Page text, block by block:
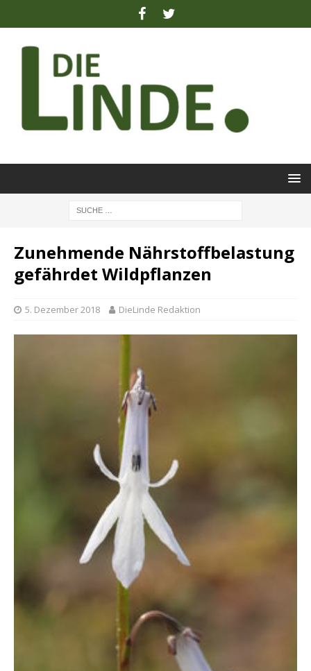
Zunehmende Nährstoffbelastung
gefährdet Wildpflanzen
5. Dezember 2018 DieLinde Redaktion